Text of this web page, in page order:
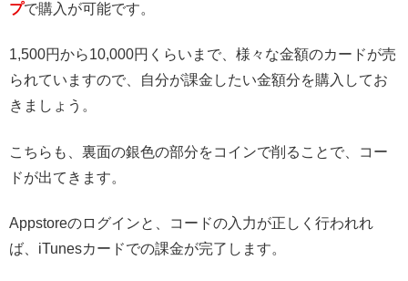
プで購入が可能です。
1,500円から10,000円くらいまで、様々な金額のカードが売
られていますので、自分が課金したい金額分を購入してお
きましょう。
こちらも、裏面の銀色の部分をコインで削ることで、コー
ドが出てきます。
Appstoreのログインと、コードの入力が正しく行われれ
ば、iTunesカードでの課金が完了します。